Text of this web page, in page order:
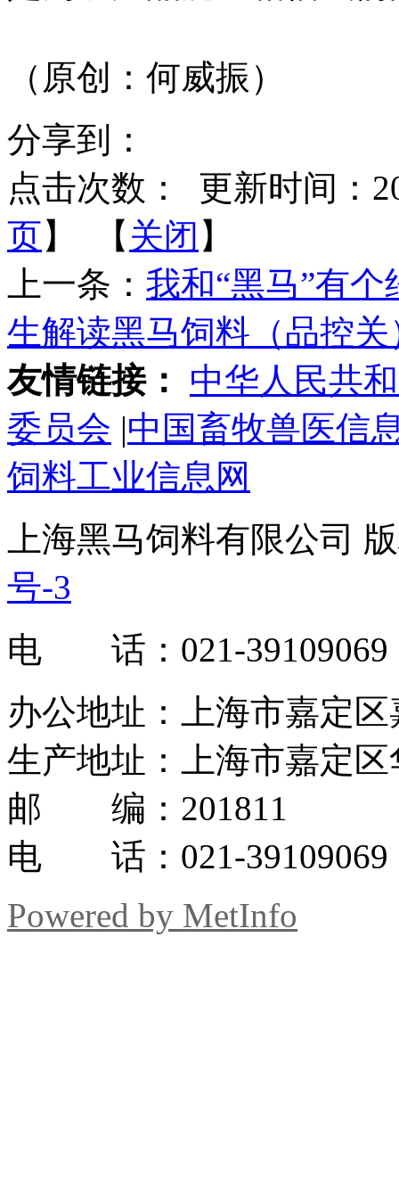
（原创：何威振）
分享到：
点击次数：
更新时间：
页】 【 关闭 】
上一条： 我和“黑马”有
生解读黑马饲料（品控关
友情链接：
中华人民共
委员会 |中国畜牧兽医信
饲料工业信息网
上海黑马饲料有限公司
号-3
电 话：021-39109069
办公地址：上海市嘉定
生产地址：上海市嘉定
邮 编：201811
电 话：021-39109069
Powered by MetInfo